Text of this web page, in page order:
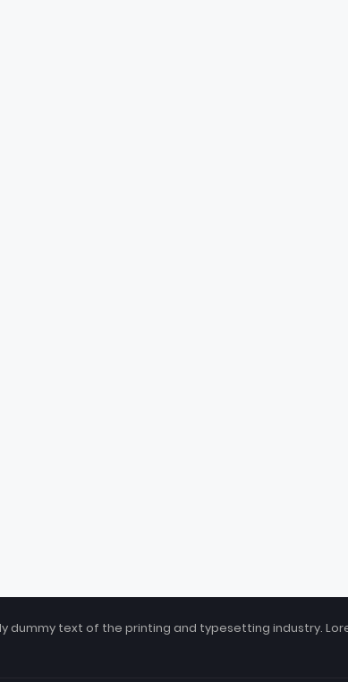
dummy text of the printing and typesetting industry.